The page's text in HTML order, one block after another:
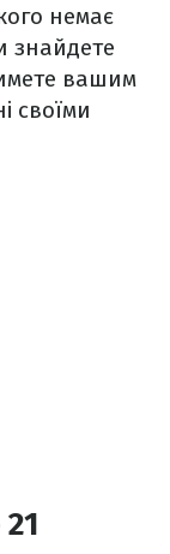
немає
знайдете
вашим
своїми